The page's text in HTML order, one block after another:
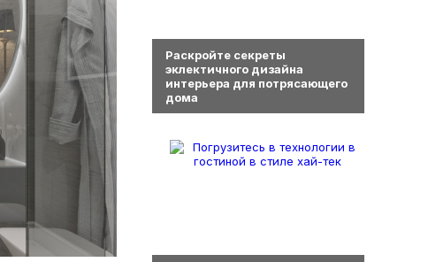
Раскройте секреты
эклектичного дизайна
интерьера для потрясающего
дома